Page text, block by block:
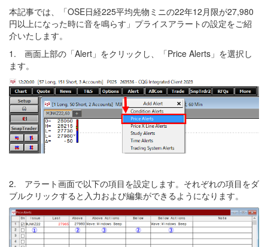
本記事では、「OSE日経225平均先物ミニの22年12月限が27,980
円以上になった時に音を鳴らす」プライスアラートの設定をご紹
介いたします。
1. 画面上部の「Alert」をクリックし、「Price Alerts」を選択し
ます。
2. アラート画面で以下の項目を設定します。それぞれの項目をダ
ブルクリックすると入力および編集ができるようになります。